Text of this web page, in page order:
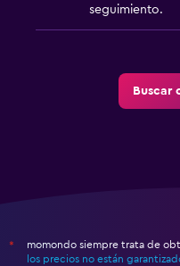
seguimiento.
Buscar
*
momondo siempre trata de
los precios no están